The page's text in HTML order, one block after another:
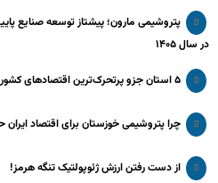
پتروشیمی مارون؛ پیشتاز توسعه صنایع
در سال ۱۴۰۵
۵ استان جزو پرتحرک‌ترین اقتصاد‌های کشور
چرا پتروشیمی خوزستان برای اقتصاد ایران
از دست رفتن ارزش ژئوپولتیک تنگه هرمز!